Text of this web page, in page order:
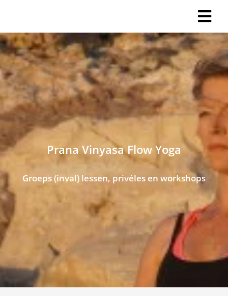
Prana Vinyasa Flow Yoga
Groeps (inval) lessen, privéles en workshops